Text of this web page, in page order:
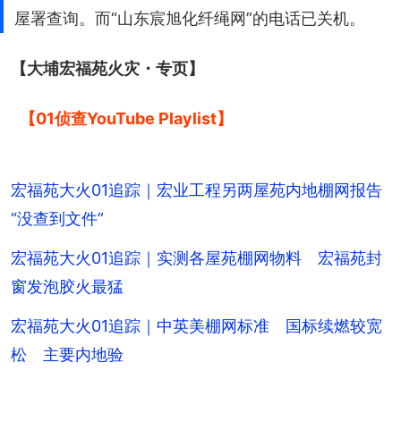
屋署查询。而“山东宸旭化纤绳网”的电话已关机。
【大埔宏福苑火灾・专页】
【01侦查YouTube Playlist】
宏福苑大火01追踪｜宏业工程另两屋苑内地棚网报告
“没查到文件”
宏福苑大火01追踪｜实测各屋苑棚网物料 宏福苑封
窗发泡胶火最猛
宏福苑大火01追踪｜中英美棚网标准 国标续燃较宽
松 主要内地验